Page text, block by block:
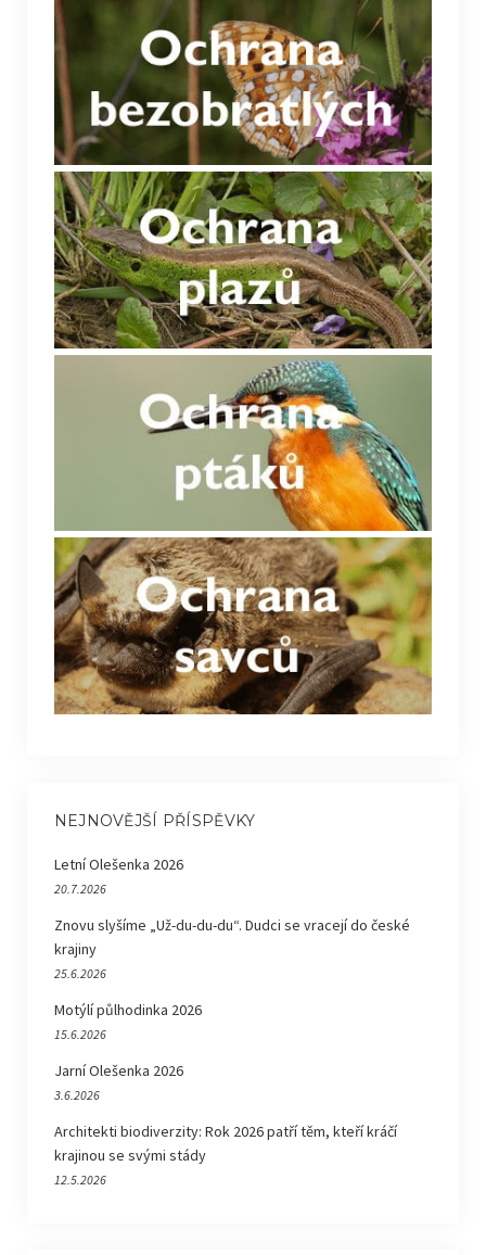
NEJNOVĚJŠÍ PŘÍSPĚVKY
Letní Olešenka 2026
20.7.2026
Znovu slyšíme „Už-du-du-du“. Dudci se vracejí do české
krajiny
25.6.2026
Motýlí půlhodinka 2026
15.6.2026
Jarní Olešenka 2026
3.6.2026
Architekti biodiverzity: Rok 2026 patří těm, kteří kráčí
krajinou se svými stády
12.5.2026